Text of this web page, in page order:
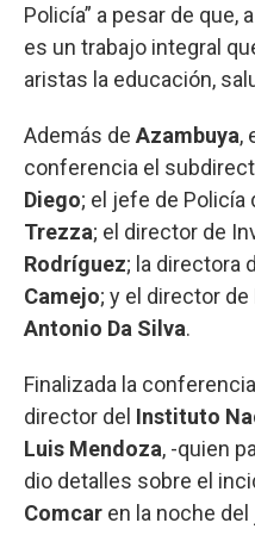
Policía” a pesar de que,
es un trabajo integral
aristas la educación,
Además de Azambuya,
conferencia el
Diego; el jefe de Policía
Trezza; el director de
Rodríguez; la directora
Camejo; y el director
Antonio Da Silva.
Finalizada la
director del Instituto
Luis Mendoza, -quien
dio detalles sobre el
Comcar en la noche